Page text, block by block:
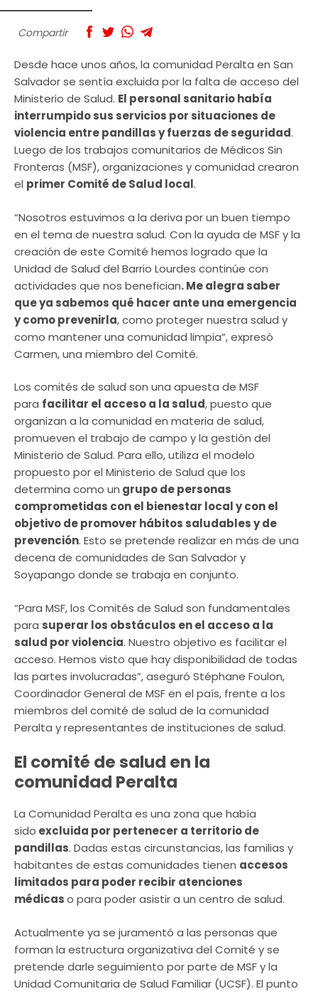
Compartir
Desde hace unos años, la comunidad Peralta en San
Salvador se sentía excluida por la falta de acceso del
Ministerio de Salud. El personal sanitario había
interrumpido sus servicios por situaciones de
violencia entre pandillas y fuerzas de seguridad.
Luego de los trabajos comunitarios de Médicos Sin
Fronteras (MSF), organizaciones y comunidad crearon
el primer Comité de Salud local.
“Nosotros estuvimos a la deriva por un buen tiempo
en el tema de nuestra salud. Con la ayuda de MSF y la
creación de este Comité hemos logrado que la
Unidad de Salud del Barrio Lourdes continúe con
actividades que nos benefician. Me alegra saber
que ya sabemos qué hacer ante una emergencia
y como prevenirla, como proteger nuestra salud y
como mantener una comunidad limpia”, expresó
Carmen, una miembro del Comité.
Los comités de salud son una apuesta de MSF
para facilitar el acceso a la salud, puesto que
organizan a la comunidad en materia de salud,
promueven el trabajo de campo y la gestión del
Ministerio de Salud. Para ello, utiliza el modelo
propuesto por el Ministerio de Salud que los
determina como un grupo de personas
comprometidas con el bienestar local y con el
objetivo de promover hábitos saludables y de
prevención. Esto se pretende realizar en más de una
decena de comunidades de San Salvador y
Soyapango donde se trabaja en conjunto.
“Para MSF, los Comités de Salud son fundamentales
para superar los obstáculos en el acceso a la
salud por violencia. Nuestro objetivo es facilitar el
acceso. Hemos visto que hay disponibilidad de todas
las partes involucradas”, aseguró Stéphane Foulon,
Coordinador General de MSF en el país, frente a los
miembros del comité de salud de la comunidad
Peralta y representantes de instituciones de salud.
El comité de salud en la
comunidad Peralta
La Comunidad Peralta es una zona que había
sido excluida por pertenecer a territorio de
pandillas. Dadas estas circunstancias, las familias y
habitantes de estas comunidades tienen accesos
limitados para poder recibir atenciones
médicaso para poder asistir a un centro de salud.
Actualmente ya se juramentó a las personas que
forman la estructura organizativa del Comité y se
pretende darle seguimiento por parte de MSF y la
Unidad Comunitaria de Salud Familiar (UCSF). El punto